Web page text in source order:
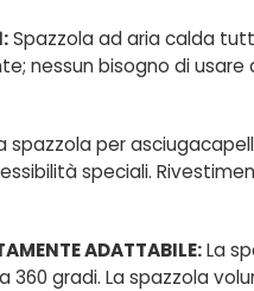
Spazzola ad aria calda
nessun bisogno di
spazzola per
speciali.
ADATTABILE:La
gradi. La spazzola